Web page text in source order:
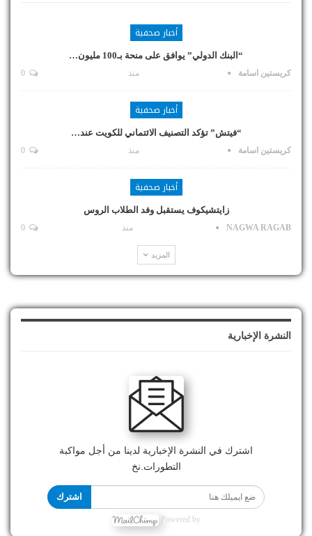
أخبار صحفية
“البنك الدولي” يوافق على منحة بـ100 مليون…
كريستين اسامة منذ
أخبار صحفية
“فيتش” تؤكد التصنيف الائتماني للكويت عند…
كريستين اسامة منذ
أخبار صحفية
زايتشيكوف يستقبل وفد الطلاب الروس
NAGWA RAGAB منذ
المزيد
النشرة الإخبارية
اشترك في النشرة الإخبارية لدينا من أجل مواكبة
التطورات.نخ
اشترك
Powered by